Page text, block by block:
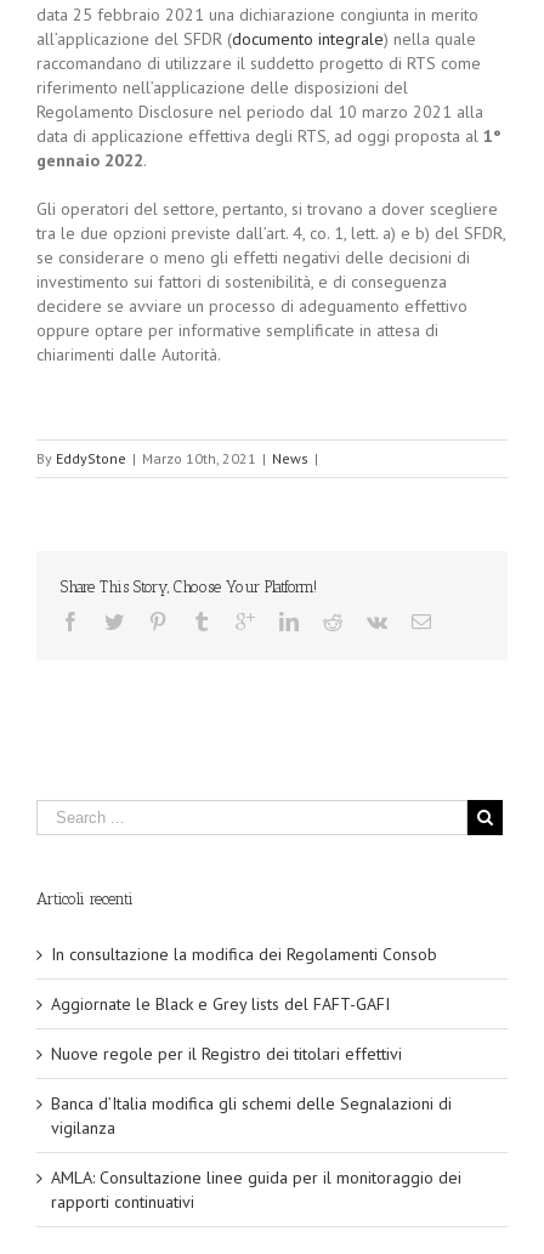
data 25 febbraio 2021 una dichiarazione congiunta in merito
all’applicazione del SFDR (documento integrale) nella quale
raccomandano di utilizzare il suddetto progetto di RTS come
riferimento nell’applicazione delle disposizioni del
Regolamento Disclosure nel periodo dal 10 marzo 2021 alla
data di applicazione effettiva degli RTS, ad oggi proposta al 1°
gennaio 2022.
Gli operatori del settore, pertanto, si trovano a dover scegliere
tra le due opzioni previste dall’art. 4, co. 1, lett. a) e b) del SFDR,
se considerare o meno gli effetti negativi delle decisioni di
investimento sui fattori di sostenibilità, e di conseguenza
decidere se avviare un processo di adeguamento effettivo
oppure optare per informative semplificate in attesa di
chiarimenti dalle Autorità.
By EddyStone | Marzo 10th, 2021 | News |
Share This Story, Choose Your Platform!
Articoli recenti
In consultazione la modifica dei Regolamenti Consob
Aggiornate le Black e Grey lists del FAFT-GAFI
Nuove regole per il Registro dei titolari effettivi
Banca d’Italia modifica gli schemi delle Segnalazioni di
vigilanza
AMLA: Consultazione linee guida per il monitoraggio dei
rapporti continuativi